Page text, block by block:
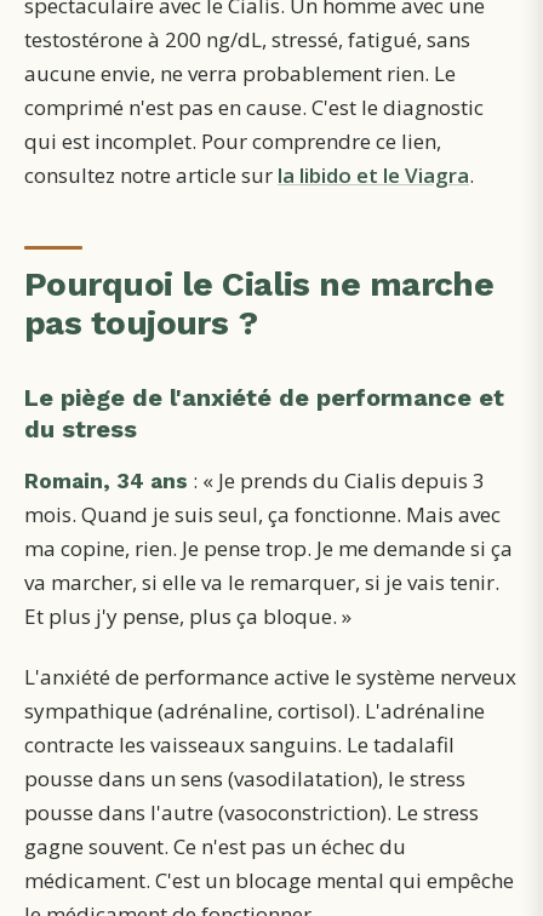
testostérone à 200 ng/dL, stressé, fatigué, sans
aucune envie, ne verra probablement rien. Le
comprimé n'est pas en cause. C'est le diagnostic
qui est incomplet. Pour comprendre ce lien,
consultez notre article sur la libido et le Viagra.
Pourquoi le Cialis ne marche
pas toujours ?
Le piège de l'anxiété de performance et
du stress
Romain, 34 ans : « Je prends du Cialis depuis 3
mois. Quand je suis seul, ça fonctionne. Mais avec
ma copine, rien. Je pense trop. Je me demande si ça
va marcher, si elle va le remarquer, si je vais tenir.
Et plus j'y pense, plus ça bloque. »
L'anxiété de performance active le système nerveux
sympathique (adrénaline, cortisol). L'adrénaline
contracte les vaisseaux sanguins. Le tadalafil
pousse dans un sens (vasodilatation), le stress
pousse dans l'autre (vasoconstriction). Le stress
gagne souvent. Ce n'est pas un échec du
médicament. C'est un blocage mental qui empêche